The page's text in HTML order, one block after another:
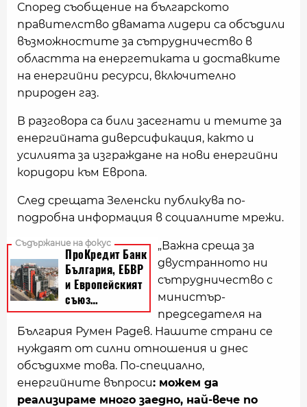
Според съобщение на българското
правителство двамата лидери са обсъдили
възможностите за сътрудничество в
областта на енергетиката и доставките
на енергийни ресурси, включително
природен газ.
В разговора са били засегнати и темите за
енергийната диверсификация, както и
усилията за изграждане на нови енергийни
коридори към Европа.
След срещата Зеленски публикува по-
подробна информация в социалните мрежи.
„Важна среща за
двустранното ни
сътрудничество с
министър-
председателя на
България Румен Радев. Нашите страни се
нуждаят от силни отношения и днес
обсъдихме това. По-специално,
енергийните въпроси: можем да
реализираме много заедно, най-вече по